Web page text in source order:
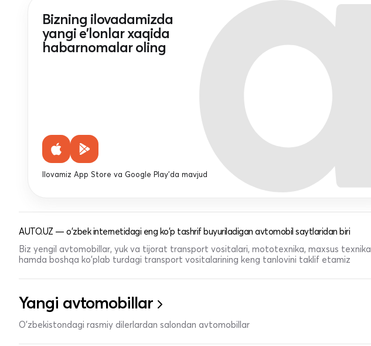
Bizning ilovadamizda
yangi e'lonlar xaqida
habarnomalar oling
Ilovamiz App Store va Google Play'da mavjud
AUTO.UZ — o'zbek internetidagi eng ko'p tashrif buyuriladigan avtomobil saytlaridan biri
Biz yengil avtomobillar, yuk va tijorat transport vositalari, mototexnika, maxsus texnika
hamda boshqa ko'plab turdagi transport vositalarining keng tanlovini taklif etamiz
Yangi avtomobillar
O'zbekistondagi rasmiy dilerlardan salondan avtomobillar